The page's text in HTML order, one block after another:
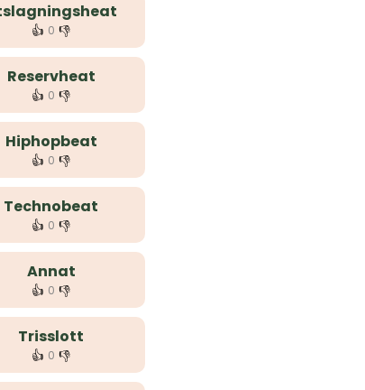
👍 0 👎
Reservheat
👍 0 👎
Hiphopbeat
👍 0 👎
Technobeat
👍 0 👎
Annat
👍 0 👎
Trisslott
👍 0 👎